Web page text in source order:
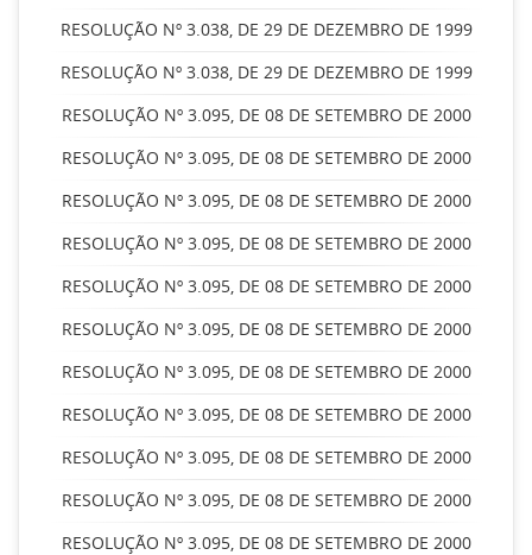
RESOLUÇÃO Nº 3.038, DE 29 DE DEZEMBRO DE 1999
RESOLUÇÃO Nº 3.038, DE 29 DE DEZEMBRO DE 1999
RESOLUÇÃO Nº 3.095, DE 08 DE SETEMBRO DE 2000
RESOLUÇÃO Nº 3.095, DE 08 DE SETEMBRO DE 2000
RESOLUÇÃO Nº 3.095, DE 08 DE SETEMBRO DE 2000
RESOLUÇÃO Nº 3.095, DE 08 DE SETEMBRO DE 2000
RESOLUÇÃO Nº 3.095, DE 08 DE SETEMBRO DE 2000
RESOLUÇÃO Nº 3.095, DE 08 DE SETEMBRO DE 2000
RESOLUÇÃO Nº 3.095, DE 08 DE SETEMBRO DE 2000
RESOLUÇÃO Nº 3.095, DE 08 DE SETEMBRO DE 2000
RESOLUÇÃO Nº 3.095, DE 08 DE SETEMBRO DE 2000
RESOLUÇÃO Nº 3.095, DE 08 DE SETEMBRO DE 2000
RESOLUÇÃO Nº 3.095, DE 08 DE SETEMBRO DE 2000